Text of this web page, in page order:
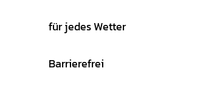
für jedes Wetter
Barrierefrei